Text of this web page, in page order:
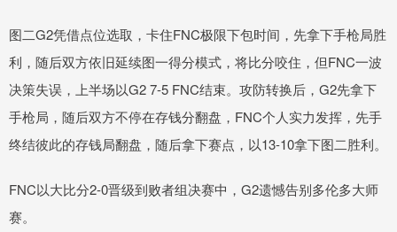
图二G2凭借点位选取，卡住FNC极限下包时间，先拿下手枪局胜
利，随后双方依旧延续图一得分模式，将比分咬住，但FNC一波
决策失误，上半场以G2 7-5 FNC结束。攻防转换后，G2先拿下
手枪局，随后双方不停在存钱分翻盘，FNC个人实力发挥，先手
终结彼此的存钱局翻盘，随后拿下赛点，以13-10拿下图二胜利。
FNC以大比分2-0晋级到败者组决赛中，G2遗憾告别多伦多大师
赛。